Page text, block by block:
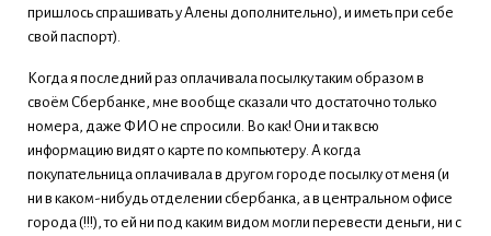
пришлось спрашивать у Алены дополнительно), и иметь при себе
свой паспорт).
Когда я последний раз оплачивала посылку таким образом в
своём Сбербанке, мне вообще сказали что достаточно только
номера, даже ФИО не спросили. Во как! Они и так всю
информацию видят о карте по компьютеру. А когда
покупательница оплачивала в другом городе посылку от меня (и
ни в каком-нибудь отделении сбербанка, а в центральном офисе
города (!!!), то ей ни под каким видом могли перевести деньги, ни с